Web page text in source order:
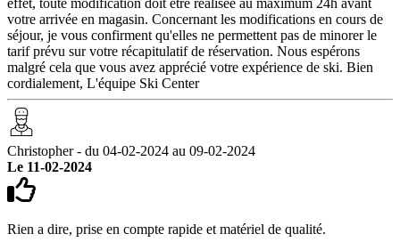
votre arrivée en magasin. Concernant les modifications en cours de
séjour, je vous confirment qu'elles ne permettent pas de minorer le
tarif prévu sur votre récapitulatif de réservation. Nous espérons
malgré cela que vous avez apprécié votre expérience de ski. Bien
cordialement, L'équipe Ski Center
Christopher - du 04-02-2024 au 09-02-2024
Le 11-02-2024
Rien a dire, prise en compte rapide et matériel de qualité.